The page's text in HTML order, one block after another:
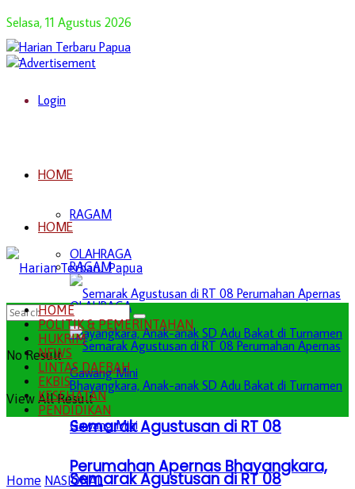
Selasa, 11 Agustus 2026
Login
HOME
RAGAM
OLAHRAGA
Semarak Agustusan di RT 08
Perumahan Apernas Bhayangkara,
HOME
RAGAM
OLAHRAGA
Semarak Agustusan di RT 08
No Result
View All Result
HOME
POLITIK & PEMERINTAHAN
HUKRIM
NEWS
LINTAS DAERAH
EKBIS
KESEHATAN
PENDIDIKAN
Home NASIONAL